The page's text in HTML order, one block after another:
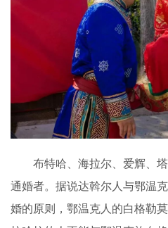
布特哈、海拉尔、爱辉、
通婚者。据说达斡尔人与鄂温
婚的原则，鄂温克人的白格勒